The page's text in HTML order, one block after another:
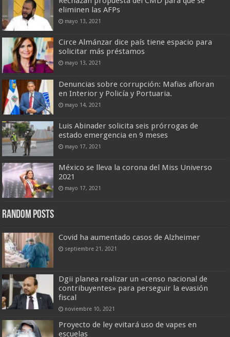
eliminen las AFPs
mayo 13, 2021
Circe Almánzar dice país tiene espacio para
solicitar más préstamos
mayo 13, 2021
Denuncias sobre corrupción: Mafias afloran
en Interior y Policía y Portuaria.
mayo 14, 2021
Luis Abinader solicita seis prórrogas de
estado emergencia en 9 meses
mayo 17, 2021
México se lleva la corona del Miss Universo
2021
mayo 17, 2021
Random Posts
Covid ha aumentado casos de Alzheimer
septiembre 21, 2021
Dgii planea realizar un «censo nacional de
contribuyentes» para perseguir la evasión
fiscal
noviembre 10, 2021
Proyecto de ley evitará uso de vapes en
escuelas